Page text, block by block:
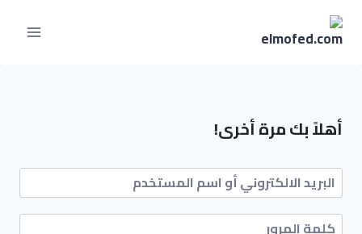
التجاوز
أهلاً بك مرة أخرى!